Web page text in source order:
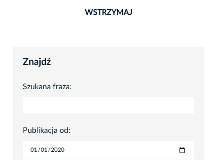
WSTRZYMAJ
Znajdź
Szukana fraza:
Publikacja od: